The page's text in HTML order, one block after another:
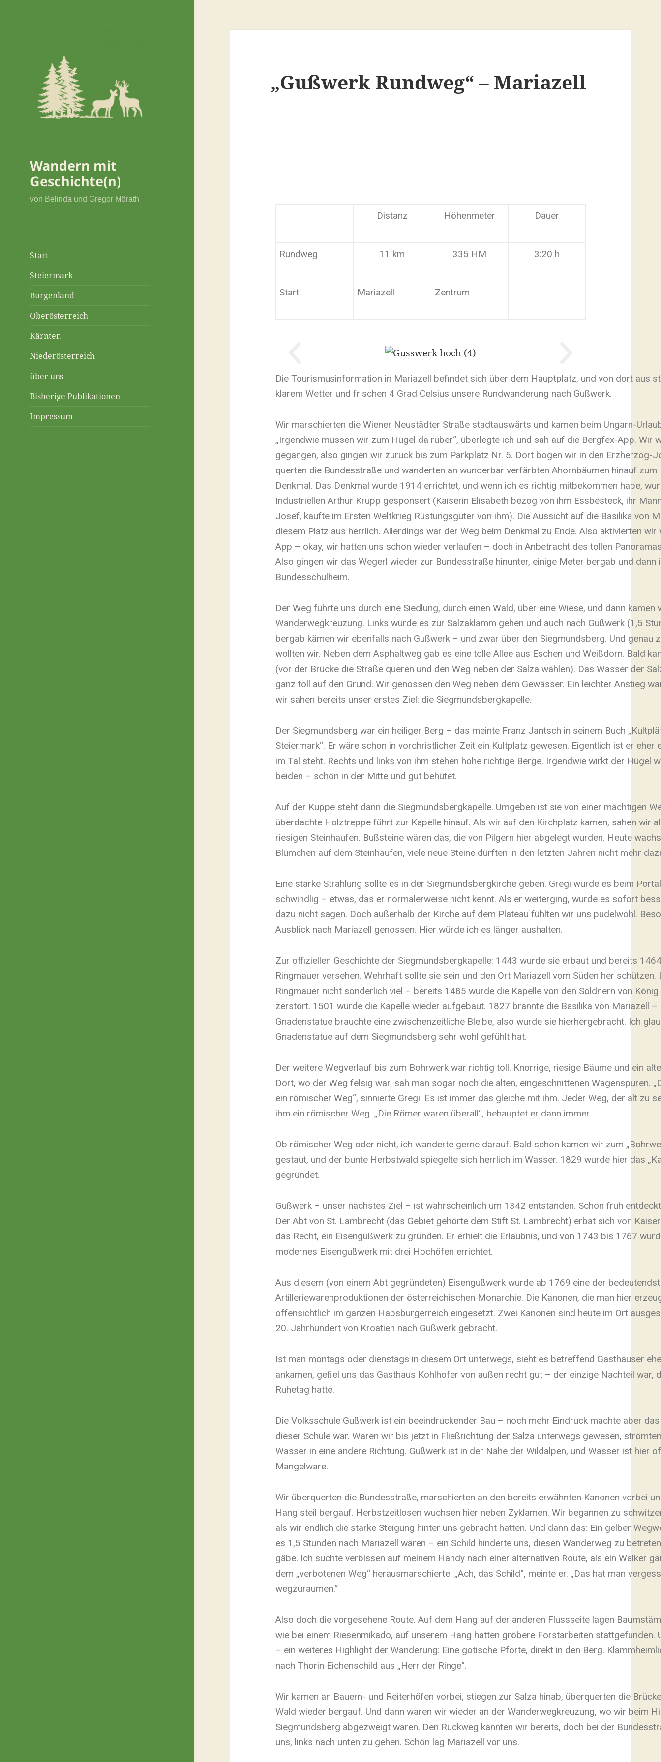
Wandern mit
Geschichte(n)
von Belinda und Gregor Mörath
Start
Steiermark
Burgenland
Oberösterreich
Kärnten
Niederösterreich
über uns
Bisherige Publikationen
Impressum
„Gußwerk Rundweg“ – Mariazell
Distanz Höhenmeter Dauer
Rundweg 11 km 335 HM 3:20 h
Start: Mariazell Zentrum
Die Tourismusinformation in Mariazell befindet sich über dem Hauptplatz, und von dort aus
klarem Wetter und frischen 4 Grad Celsius unsere Rundwanderung nach Gußwerk.
Wir marschierten die Wiener Neustädter Straße stadtauswärts und kamen beim Ungarn-
„Irgendwie müssen wir zum Hügel da rüber“, überlegte ich und sah auf die Bergfex-App. Wir
gegangen, also gingen wir zurück bis zum Parkplatz Nr. 5. Dort bogen wir in den Erzherzog-
querten die Bundesstraße und wanderten an wunderbar verfärbten Ahornbäumen hinauf
Denkmal. Das Denkmal wurde 1914 errichtet, und wenn ich es richtig mitbekommen habe,
Industriellen Arthur Krupp gesponsert (Kaiserin Elisabeth bezog von ihm Essbesteck, ihr
Josef, kaufte im Ersten Weltkrieg Rüstungsgüter von ihm). Die Aussicht auf die Basilika von
diesem Platz aus herrlich. Allerdings war der Weg beim Denkmal zu Ende. Also aktivierten
App – okay, wir hatten uns schon wieder verlaufen – doch in Anbetracht des tollen
Also gingen wir das Wegerl wieder zur Bundesstraße hinunter, einige Meter bergab und dann
Bundesschulheim.
Der Weg führte uns durch eine Siedlung, durch einen Wald, über eine Wiese, und dann kamen
Wanderwegkreuzung. Links würde es zur Salzaklamm gehen und auch nach Gußwerk (1,5
bergab kämen wir ebenfalls nach Gußwerk – und zwar über den Siegmundsberg. Und genau
wollten wir. Neben dem Asphaltweg gab es eine tolle Allee aus Eschen und Weißdorn. Bald
(vor der Brücke die Straße queren und den Weg neben der Salza wählen). Das Wasser der
ganz toll auf den Grund. Wir genossen den Weg neben dem Gewässer. Ein leichter Anstieg
wir sahen bereits unser erstes Ziel: die Siegmundsbergkapelle.
Der Siegmundsberg war ein heiliger Berg – das meinte Franz Jantsch in seinem Buch
Steiermark“. Er wäre schon in vorchristlicher Zeit ein Kultplatz gewesen. Eigentlich ist er eher
im Tal steht. Rechts und links von ihm stehen hohe richtige Berge. Irgendwie wirkt der Hügel
beiden – schön in der Mitte und gut behütet.
Auf der Kuppe steht dann die Siegmundsbergkapelle. Umgeben ist sie von einer mächtigen
überdachte Holztreppe führt zur Kapelle hinauf. Als wir auf den Kirchplatz kamen, sahen wir
riesigen Steinhaufen. Bußsteine wären das, die von Pilgern hier abgelegt wurden. Heute
Blümchen auf dem Steinhaufen, viele neue Steine dürften in den letzten Jahren nicht mehr
Eine starke Strahlung sollte es in der Siegmundsbergkirche geben. Gregi wurde es beim
schwindlig – etwas, das er normalerweise nicht kennt. Als er weiterging, wurde es sofort
dazu nicht sagen. Doch außerhalb der Kirche auf dem Plateau fühlten wir uns pudelwohl.
Ausblick nach Mariazell genossen. Hier würde ich es länger aushalten.
Zur offiziellen Geschichte der Siegmundsbergkapelle: 1443 wurde sie erbaut und bereits
Ringmauer versehen. Wehrhaft sollte sie sein und den Ort Mariazell vom Süden her schützen.
Ringmauer nicht sonderlich viel – bereits 1485 wurde die Kapelle von den Söldnern von
zerstört. 1501 wurde die Kapelle wieder aufgebaut. 1827 brannte die Basilika von Mariazell –
Gnadenstatue brauchte eine zwischenzeitliche Bleibe, also wurde sie hierhergebracht. Ich
Gnadenstatue auf dem Siegmundsberg sehr wohl gefühlt hat.
Der weitere Wegverlauf bis zum Bohrwerk war richtig toll. Knorrige, riesige Bäume und ein
Dort, wo der Weg felsig war, sah man sogar noch die alten, eingeschnittenen Wagenspuren.
ein römischer Weg“, sinnierte Gregi. Es ist immer das gleiche mit ihm. Jeder Weg, der alt zu
ihm ein römischer Weg. „Die Römer waren überall“, behauptet er dann immer.
Ob römischer Weg oder nicht, ich wanderte gerne darauf. Bald schon kamen wir zum
gestaut, und der bunte Herbstwald spiegelte sich herrlich im Wasser. 1829 wurde hier das
gegründet.
Gußwerk – unser nächstes Ziel – ist wahrscheinlich um 1342 entstanden. Schon früh
Der Abt von St. Lambrecht (das Gebiet gehörte dem Stift St. Lambrecht) erbat sich von
das Recht, ein Eisengußwerk zu gründen. Er erhielt die Erlaubnis, und von 1743 bis 1767
modernes Eisengußwerk mit drei Hochöfen errichtet.
Aus diesem (von einem Abt gegründeten) Eisengußwerk wurde ab 1769 eine der
Artilleriewarenproduktionen der österreichischen Monarchie. Die Kanonen, die man hier
offensichtlich im ganzen Habsburgerreich eingesetzt. Zwei Kanonen sind heute im Ort
20. Jahrhundert von Kroatien nach Gußwerk gebracht.
Ist man montags oder dienstags in diesem Ort unterwegs, sieht es betreffend Gasthäuser
ankamen, gefiel uns das Gasthaus Kohlhofer von außen recht gut – der einzige Nachteil war,
Ruhetag hatte.
Die Volksschule Gußwerk ist ein beeindruckender Bau – noch mehr Eindruck machte aber
dieser Schule war. Waren wir bis jetzt in Fließrichtung der Salza unterwegs gewesen,
Wasser in eine andere Richtung. Gußwerk ist in der Nähe der Wildalpen, und Wasser ist hier
Mangelware.
Wir überquerten die Bundesstraße, marschierten an den bereits erwähnten Kanonen vorbei
Hang steil bergauf. Herbstzeitlosen wuchsen hier neben Zyklamen. Wir begannen zu
als wir endlich die starke Steigung hinter uns gebracht hatten. Und dann das: Ein gelber
es 1,5 Stunden nach Mariazell wären – ein Schild hinderte uns, diesen Wanderweg zu
gäbe. Ich suchte verbissen auf meinem Handy nach einer alternativen Route, als ein Walker
dem „verbotenen Weg“ herausmarschierte. „Ach, das Schild“, meinte er. „Das hat man
wegzuräumen.“
Also doch die vorgesehene Route. Auf dem Hang auf der anderen Flussseite lagen
wie bei einem Riesenmikado, auf unserem Hang hatten gröbere Forstarbeiten stattgefunden.
– ein weiteres Highlight der Wanderung: Eine gotische Pforte, direkt in den Berg.
nach Thorin Eichenschild aus „Herr der Ringe“.
Wir kamen an Bauern- und Reiterhöfen vorbei, stiegen zur Salza hinab, überquerten die
Wald wieder bergauf. Und dann waren wir wieder an der Wanderwegkreuzung, wo wir beim
Siegmundsberg abgezweigt waren. Den Rückweg kannten wir bereits, doch bei der
uns, links nach unten zu gehen. Schön lag Mariazell vor uns.